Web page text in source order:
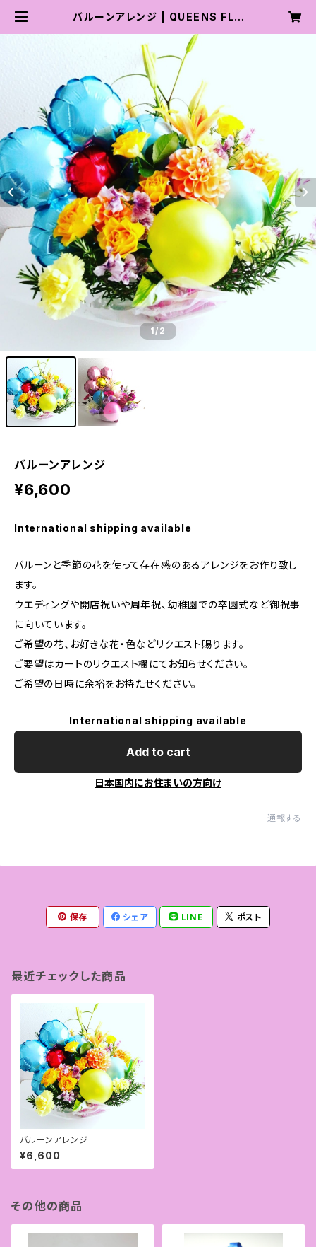
バルーンアレンジ | QUEENS FLO
1/2
バルーンアレンジ
¥6,600
International shipping available
バルーンと季節の花を使って存在感のあるアレンジをお作り致し
ます。
ウエディングや開店祝いや周年祝、幼稚園での卒園式など御祝事
に向いています。
ご希望の花、お好きな花・色などリクエスト賜ります。
ご要望はカートのリクエスト欄にてお知らせください。
ご希望の日時に余裕をお持たせください。
International shipping available
Add to cart
日本国内にお住まいの方向け
通報する
保存 シェア LINE ポスト
最近チェックした商品
バルーンアレンジ
¥6,600
その他の商品